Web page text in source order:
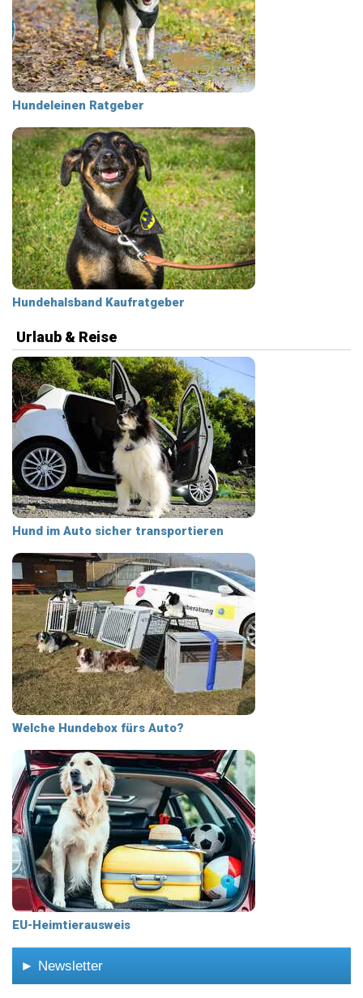
Hundeleinen Ratgeber
Hundehalsband Kaufratgeber
Urlaub & Reise
Hund im Auto sicher transportieren
Welche Hundebox fürs Auto?
EU-Heimtierausweis
► Newsletter